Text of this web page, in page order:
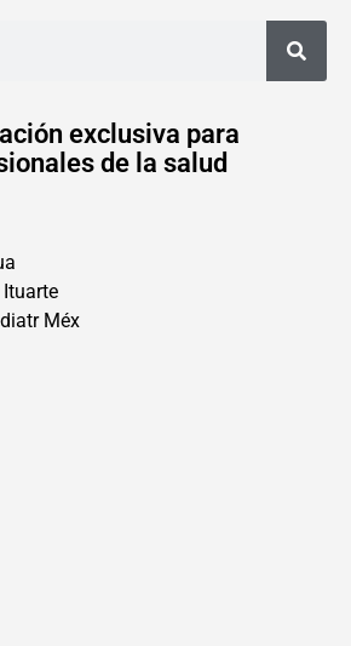
exclusiva para
de la salud
Méx